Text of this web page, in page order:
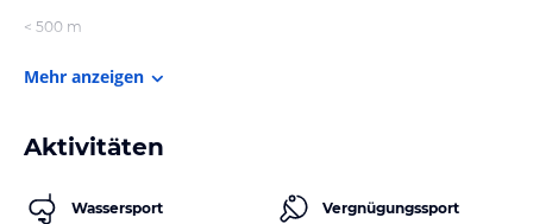
< 500 m
Mehr anzeigen
Aktivitäten
Wassersport Vergnügungssport